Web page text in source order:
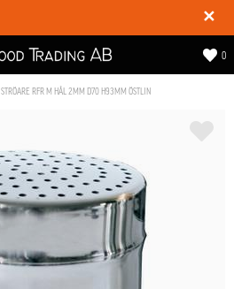
✕
0
STRÖARE RFR M HÅL 2MM D70 H93MM ÖSTLIN